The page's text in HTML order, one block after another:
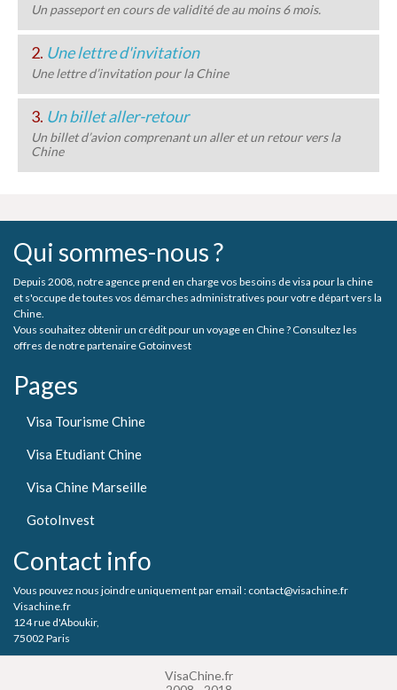
Un passeport en cours de validité de au moins 6 mois.
2. Une lettre d'invitation
Une lettre d’invitation pour la Chine
3. Un billet aller-retour
Un billet d’avion comprenant un aller et un retour vers la
Chine
Qui sommes-nous ?
Depuis 2008, notre agence prend en charge vos besoins de visa pour la chine
et s'occupe de toutes vos démarches administratives pour votre départ vers la
Chine.
Vous souhaitez obtenir un crédit pour un voyage en Chine ? Consultez les
offres de notre partenaire Gotoinvest
Pages
Visa Tourisme Chine
Visa Etudiant Chine
Visa Chine Marseille
GotoInvest
Contact info
Vous pouvez nous joindre uniquement par email : contact@visachine.fr
Visachine.fr
124 rue d'Aboukir,
75002 Paris
VisaChine.fr